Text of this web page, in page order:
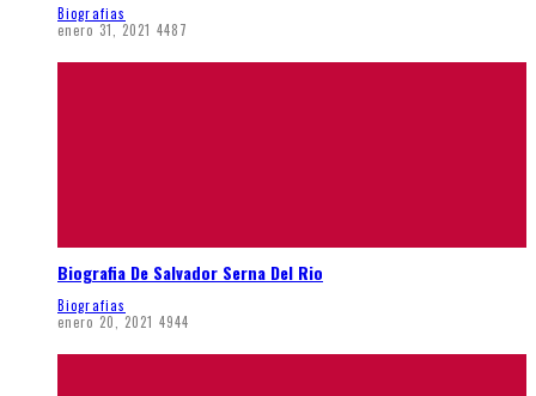
Biografias
enero 31, 2021 4487
Biografia De Salvador Serna Del Rio
Biografias
enero 20, 2021 4944